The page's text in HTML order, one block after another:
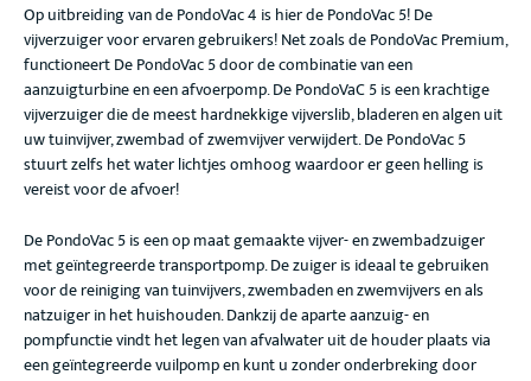
Op uitbreiding van de PondoVac 4 is hier de PondoVac 5! De
vijverzuiger voor ervaren gebruikers! Net zoals de PondoVac Premium,
functioneert De PondoVac 5 door de combinatie van een
aanzuigturbine en een afvoerpomp. De PondoVaC 5 is een krachtige
vijverzuiger die de meest hardnekkige vijverslib, bladeren en algen uit
uw tuinvijver, zwembad of zwemvijver verwijdert. De PondoVac 5
stuurt zelfs het water lichtjes omhoog waardoor er geen helling is
vereist voor de afvoer!
De PondoVac 5 is een op maat gemaakte vijver- en zwembadzuiger
met geïntegreerde transportpomp. De zuiger is ideaal te gebruiken
voor de reiniging van tuinvijvers, zwembaden en zwemvijvers en als
natzuiger in het huishouden. Dankzij de aparte aanzuig- en
pompfunctie vindt het legen van afvalwater uit de houder plaats via
een geïntegreerde vuilpomp en kunt u zonder onderbreking door